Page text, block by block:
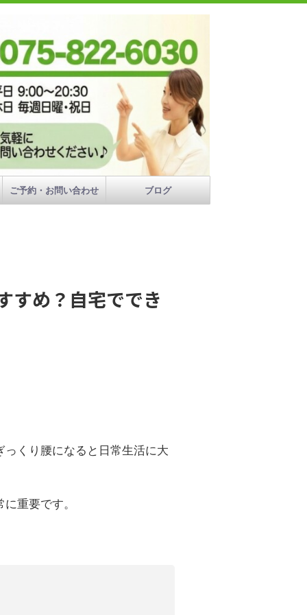
ご予約・お問い合わせ ブログ
すめ？自宅ででき
くり腰になると日常生活に大
重要です。